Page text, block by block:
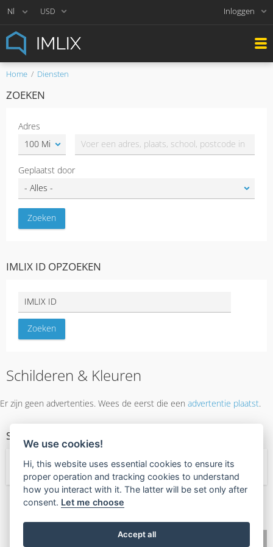
USD Inloggen
Home Diensten
ZOEKEN
Adres
Geplaatst door
IMLIX ID OPZOEKEN
Schilderen & Kleuren
Er zijn geen advertenties. Wees de eerst die een advertentie plaatst.
SERVICE CATEGORIE
← Diensten
🧡
We use cookies!
Hi, this website uses essential cookies to ensure its
proper operation and tracking cookies to understand
how you interact with it. The latter will be set only after
consent. Let me choose
Accept all